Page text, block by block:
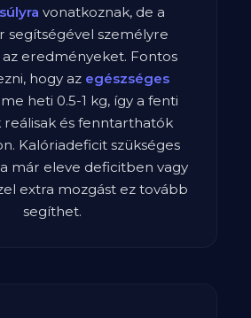
vonatkoznak, de a
segítségével személyre
eredményeket. Fontos
hogy az egészséges
heti 0.5-1 kg, így a fenti
reálisak és fenntarthatók
Kalóriadeficit szükséges
már eleve deficitben vagy
extra mozgást ez tovább
segíthet.